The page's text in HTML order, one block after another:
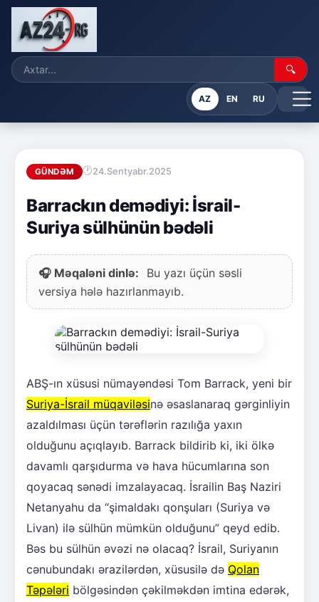
🔍
AZ EN RU
GÜNDƏM 24.Sentyabr.2025
Barrackın demədiyi: İsrail-
Suriya sülhünün bədəli
🎧 Məqaləni dinlə:
Bu yazı üçün səsli
versiya hələ hazırlanmayıb.
ABŞ-ın xüsusi nümayəndəsi Tom Barrack, yeni bir
Suriya-İsrail müqaviləsinə əsaslanaraq gərginliyin
azaldılması üçün tərəflərin razılığa yaxın
olduğunu açıqlayıb. Barrack bildirib ki, iki ölkə
davamlı qarşıdurma və hava hücumlarına son
qoyacaq sənədi imzalayacaq. İsrailin Baş Naziri
Netanyahu da “şimaldakı qonşuları (Suriya və
Livan) ilə sülhün mümkün olduğunu” qeyd edib.
Bəs bu sülhün əvəzi nə olacaq? İsrail, Suriyanın
cənubundakı ərazilərdən, xüsusilə də Qolan
Təpələri bölgəsindən çəkilməkdən imtina edərək,